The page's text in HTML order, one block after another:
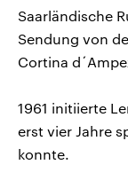
Saarländische
Sendung von
Cortina
1961 initiierte
erst vier Jahre
konnte.